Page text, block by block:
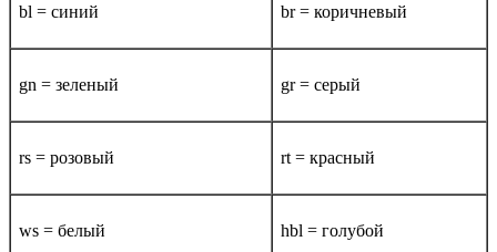
bl = синий br = коричневый
gn = зеленый gr = серый
rs = розовый rt = красный
ws = белый hbl = голубой